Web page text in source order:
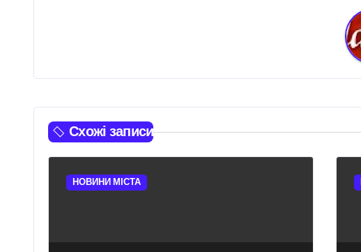
а
ц
і
я
з
Схожі записи
НОВИНИ МІСТА